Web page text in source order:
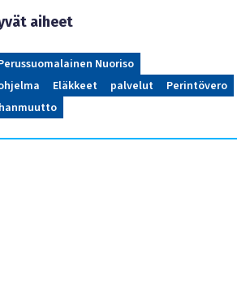
aiheet
Nuoriso
Eläkkeet palvelut
Perintövero